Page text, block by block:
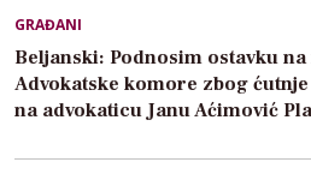
GRAĐANI
Beljanski: Podnosim ostavku
Advokatske komore zbog
na advokaticu Janu Aćimović